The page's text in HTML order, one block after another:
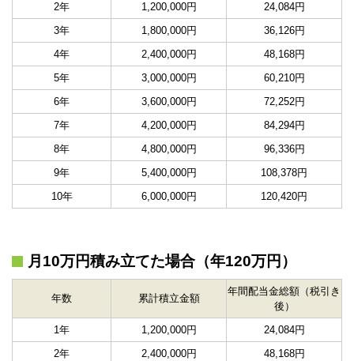
2年
1,200,000円
24,084円
3年
1,800,000円
36,126円
4年
2,400,000円
48,168円
5年
3,000,000円
60,210円
6年
3,600,000円
72,252円
7年
4,200,000円
84,294円
8年
4,800,000円
96,336円
9年
5,400,000円
108,378円
10年
6,000,000円 120,420円
月10万円積み立てた場合（年120万円）
年数 累計積立金額
年間配当金総額（税引き
後）
1年
1,200,000円
24,084円
2年
2,400,000円
48,168円